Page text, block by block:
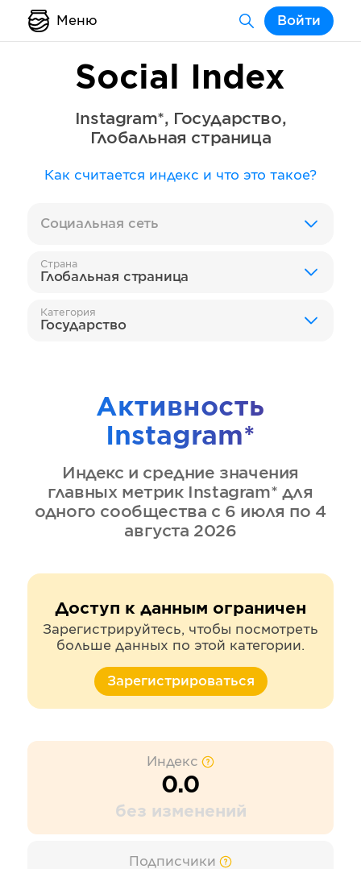
Меню Войти
Social Index
Instagram*, Государство,
Глобальная страница
Как считается индекс и что это такое?
Социальная сеть
Страна
Глобальная страница
Категория
Государство
Активность
Instagram*
Индекс и средние значения
главных метрик
Instagram* для
одного сообщества с 6 июля по 4
августа 2026
Доступ к данным ограничен
Зарегистрируйтесь, чтобы посмотреть
больше данных по этой категории.
Зарегистрироваться
Индекс
0.0
без изменений
Подписчики